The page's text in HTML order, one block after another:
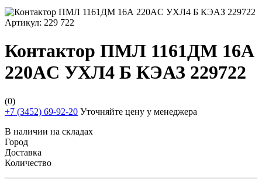
Артикул: 229 722
Контактор ПМЛ 1161ДМ 16А
220AC УХЛ4 Б КЭАЗ 229722
(0)
+7 (3452) 69-92-20 Уточняйте цену у менеджера
В наличии на складах
Город
Доставка
Количество